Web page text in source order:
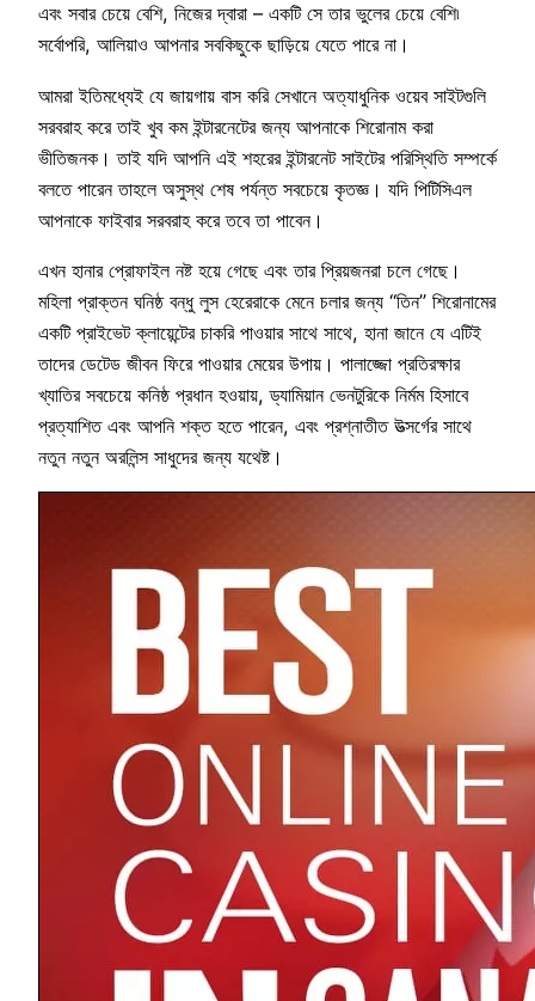
এবং সবার চেয়ে বেশি, নিজের দ্বারা – একটি সে তার ভুলের চেয়ে বেশি৷
সর্বোপরি, আলিয়াও আপনার সবকিছুকে ছাড়িয়ে যেতে পারে না।
আমরা ইতিমধ্যেই যে জায়গায় বাস করি সেখানে অত্যাধুনিক ওয়েব সাইটগুলি
সরবরাহ করে তাই খুব কম ইন্টারনেটের জন্য আপনাকে শিরোনাম করা
ভীতিজনক। তাই যদি আপনি এই শহরের ইন্টারনেট সাইটের পরিস্থিতি সম্পর্কে
বলতে পারেন তাহলে অসুস্থ শেষ পর্যন্ত সবচেয়ে কৃতজ্ঞ। যদি পিটিসিএল
আপনাকে ফাইবার সরবরাহ করে তবে তা পাবেন।
এখন হানার প্রোফাইল নষ্ট হয়ে গেছে এবং তার প্রিয়জনরা চলে গেছে।
মহিলা প্রাক্তন ঘনিষ্ঠ বন্ধু লুস হেরেরাকে মেনে চলার জন্য “তিন” শিরোনামের
একটি প্রাইভেট ক্লায়েন্টের চাকরি পাওয়ার সাথে সাথে, হানা জানে যে এটিই
তাদের ডেটেড জীবন ফিরে পাওয়ার মেয়ের উপায়। পালাজ্জো প্রতিরক্ষার
খ্যাতির সবচেয়ে কনিষ্ঠ প্রধান হওয়ায়, ড্যামিয়ান ভেনটুরিকে নির্মম হিসাবে
প্রত্যাশিত এবং আপনি শক্ত হতে পারেন, এবং প্রশ্নাতীত উত্সর্গের সাথে
নতুন নতুন অরলিন্স সাধুদের জন্য যথেষ্ট।